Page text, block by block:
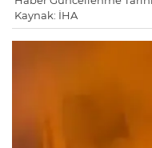
Kaynak: İHA